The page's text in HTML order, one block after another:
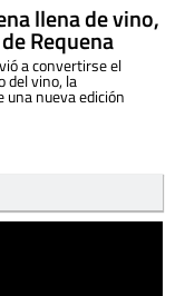
llena de vino,
Requena
a convertirse el
del vino, la
una nueva edición